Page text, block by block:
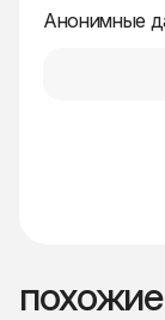
Анонимные